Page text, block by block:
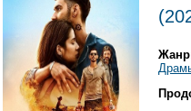
Жанр